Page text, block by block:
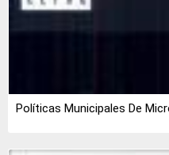
Políticas Municipales De